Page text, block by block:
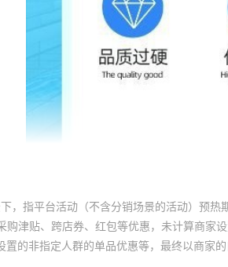
下，指平台活动（不含分销场景的活动）预
购津贴、跨店券、红包等优惠，未计算商家
的非指定人群的单品优惠等，最终以商家